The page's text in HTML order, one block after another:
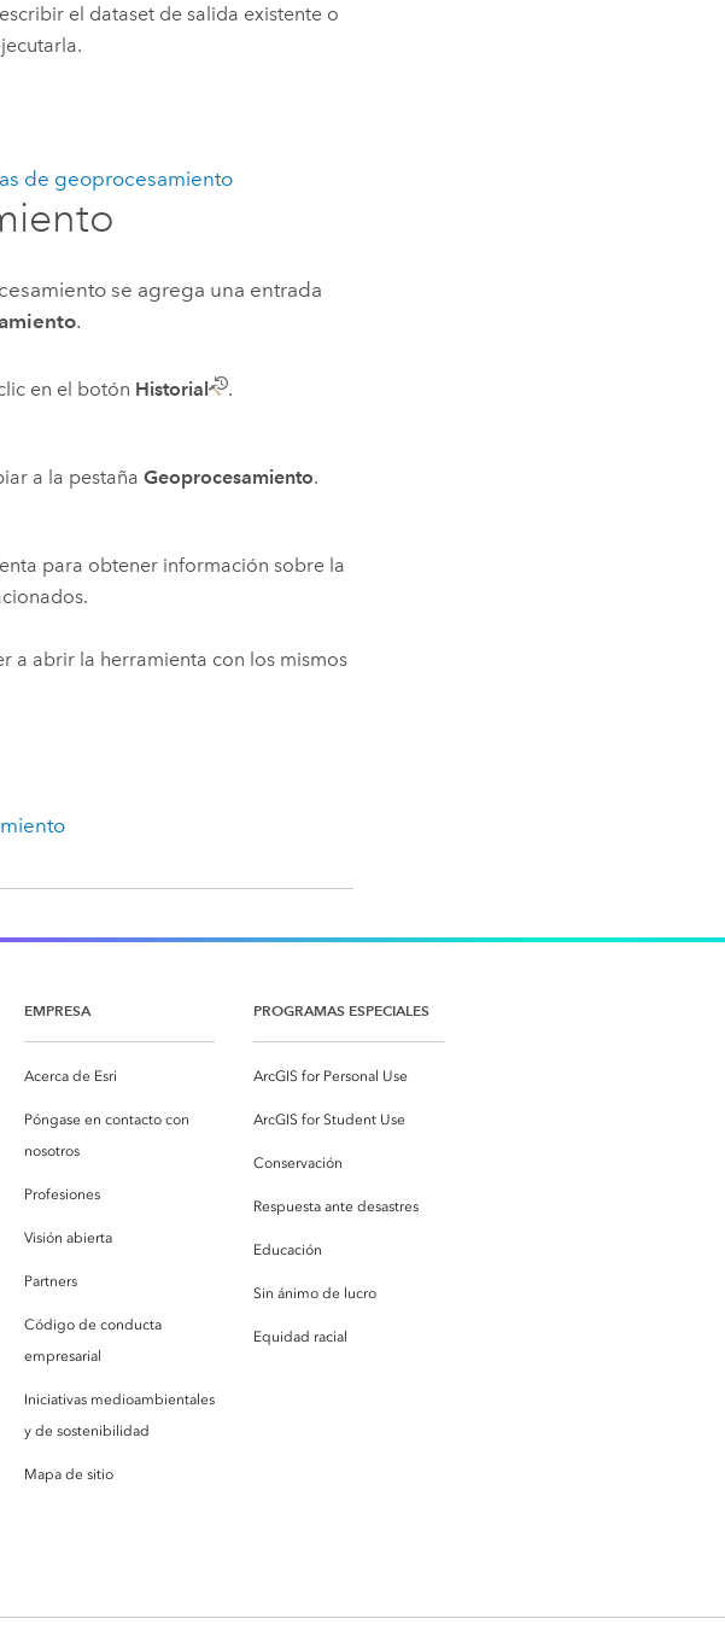
el dataset de salida existente o
de geoprocesamiento
se agrega una entrada
.
en el botón Historial .
a la pestañaGeoprocesamiento.
para obtener información sobre la
a abrir la herramienta con los mismos
EMPRESA
Acerca de Esri
Póngase en contacto con
nosotros
Profesiones
Visión abierta
Partners
Código de conducta
empresarial
Iniciativas medioambientales
y de sostenibilidad
Mapa de sitio
PROGRAMAS ESPECIALES
ArcGIS for Personal Use
ArcGIS for Student Use
Conservación
Respuesta ante desastres
Educación
Sin ánimo de lucro
Equidad racial